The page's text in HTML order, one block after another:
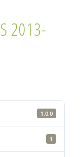
2013-
1.0.0
1